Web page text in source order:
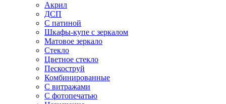
Акрил
ДСП
С патиной
Шкафы-купе с зеркалом
Матовое зеркало
Стекло
Цветное стекло
Пескоструй
Комбинированные
С витражами
С фотопечатью